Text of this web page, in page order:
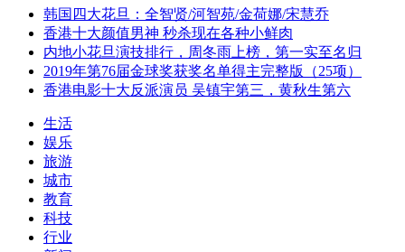
韩国四大花旦：全智贤/河智苑/金荷娜/宋慧乔
香港十大颜值男神 秒杀现在各种小鲜肉
内地小花旦演技排行，周冬雨上榜，第一实至名归
2019年第76届金球奖获奖名单得主完整版（25项）
香港电影十大反派演员 吴镇宇第三，黄秋生第六
生活
娱乐
旅游
城市
教育
科技
行业